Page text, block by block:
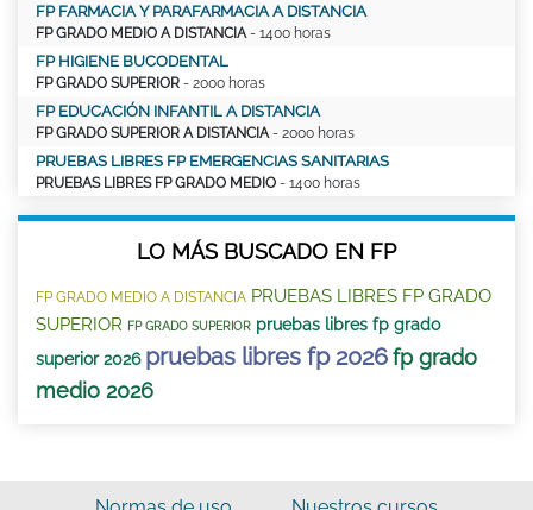
FP FARMACIA Y PARAFARMACIA A DISTANCIA
FP GRADO MEDIO A DISTANCIA - 1400 horas
FP HIGIENE BUCODENTAL
FP GRADO SUPERIOR - 2000 horas
FP EDUCACIÓN INFANTIL A DISTANCIA
FP GRADO SUPERIOR A DISTANCIA - 2000 horas
PRUEBAS LIBRES FP EMERGENCIAS SANITARIAS
PRUEBAS LIBRES FP GRADO MEDIO - 1400 horas
LO MÁS BUSCADO EN FP
FP GRADO MEDIO A DISTANCIA PRUEBAS LIBRES FP GRADO
SUPERIOR
FP GRADO SUPERIOR pruebas libres fp grado
superior 2026 pruebas libres fp 2026fp grado
medio 2026